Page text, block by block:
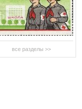
все разделы >>